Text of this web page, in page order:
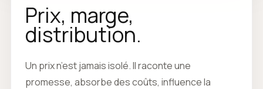
Prix, marge,
distribution.
Un prix n’est jamais isolé. Il raconte une
promesse, absorbe des coûts, influence la